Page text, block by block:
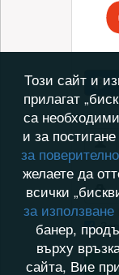
Този сайт и
прилагат
са
и за
за
желаете да
всички
за
банер,
върху
сайта, Вие